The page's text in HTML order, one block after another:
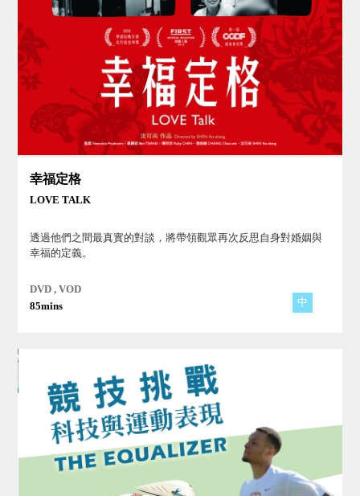
幸福定格
LOVE TALK
透過他們之間最真實的對談，將帶領觀眾再次反思自身對婚姻與
幸福的定義。
DVD , VOD
85mins
中